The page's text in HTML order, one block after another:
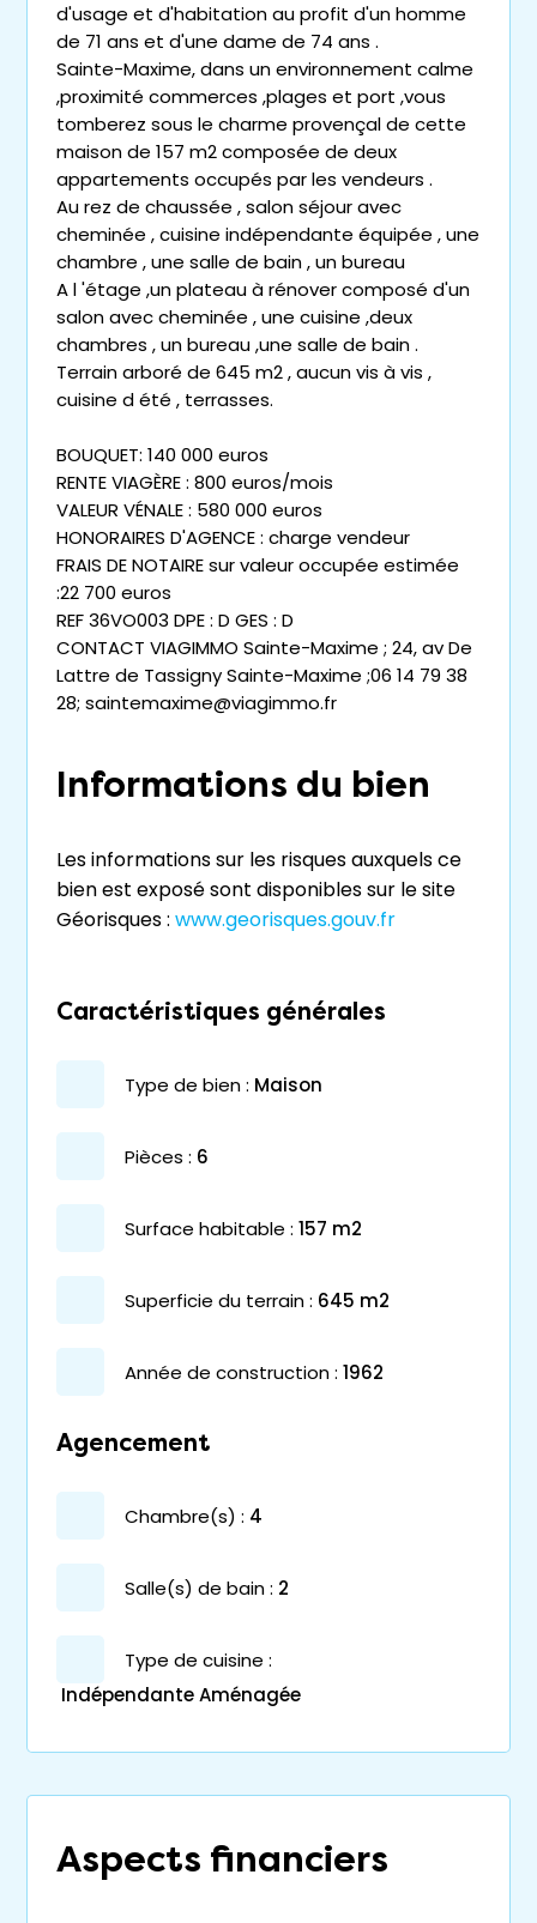
d'usage et d'habitation au profit d'un homme
de 71 ans et d'une dame de 74 ans .
Sainte-Maxime, dans un environnement calme
,proximité commerces ,plages et port ,vous
tomberez sous le charme provençal de cette
maison de 157 m2 composée de deux
appartements occupés par les vendeurs .
Au rez de chaussée , salon séjour avec
cheminée , cuisine indépendante équipée , une
chambre , une salle de bain , un bureau
A l 'étage ,un plateau à rénover composé d'un
salon avec cheminée , une cuisine ,deux
chambres , un bureau ,une salle de bain .
Terrain arboré de 645 m2 , aucun vis à vis ,
cuisine d été , terrasses.
BOUQUET: 140 000 euros
RENTE VIAGÈRE : 800 euros/mois
VALEUR VÉNALE : 580 000 euros
HONORAIRES D'AGENCE : charge vendeur
FRAIS DE NOTAIRE sur valeur occupée estimée
:22 700 euros
REF 36VO003 DPE : D GES : D
CONTACT VIAGIMMO Sainte-Maxime ; 24, av De
Lattre de Tassigny Sainte-Maxime ;06 14 79 38
28; saintemaxime@viagimmo.fr
Informations du bien
Les informations sur les risques auxquels ce
bien est exposé sont disponibles sur le site
Géorisques : www.georisques.gouv.fr
Caractéristiques générales
type de bien : maison
pièces : 6
surface habitable : 157 m2
superficie du terrain : 645 m2
année de construction : 1962
Agencement
chambre(s) : 4
salle(s) de bain : 2
Type de cuisine :
Indépendante Aménagée
Aspects financiers